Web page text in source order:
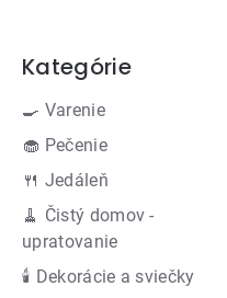
Kategórie
🍳 Varenie
🧁 Pečenie
🍴 Jedáleň
🧹 Čistý domov -
upratovanie
🕯 Dekorácie a sviečky